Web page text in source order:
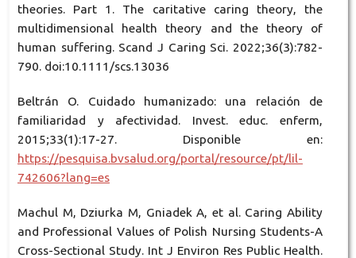
theories. Part 1. The caritative caring theory, the
multidimensional health theory and the theory of
human suffering. Scand J Caring Sci. 2022;36(3):782-
790. doi:10.1111/scs.13036
Beltrán O. Cuidado humanizado: una relación de
familiaridad y afectividad. Invest. educ. enferm,
2015;33(1):17-27. Disponible en:
https://pesquisa.bvsalud.org/portal/resource/pt/lil-
742606?lang=es
Machul M, Dziurka M, Gniadek A, et al. Caring Ability
and Professional Values of Polish Nursing Students-A
Cross-Sectional Study. Int J Environ Res Public Health.